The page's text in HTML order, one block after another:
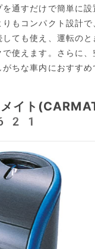
を通すだけで簡単に
もコンパクト設計
しても使え、運転の
使えます。さらに、
ちな車内におすすめ
イト